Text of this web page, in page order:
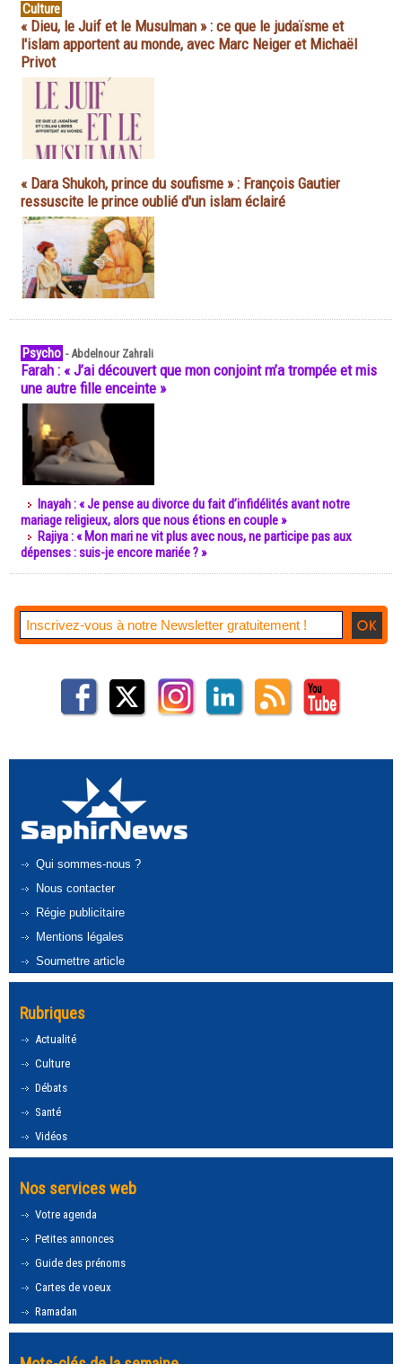
Culture
« Dieu, le Juif et le Musulman » : ce que le judaïsme et
l'islam apportent au monde, avec Marc Neiger et Michaël
Privot
« Dara Shukoh, prince du soufisme » : François Gautier
ressuscite le prince oublié d'un islam éclairé
Psycho -Abdelnour Zahrali
Farah : « J’ai découvert que mon conjoint m’a trompée et mis
une autre fille enceinte »
Inayah : « Je pense au divorce du fait d’infidélités avant notre
mariage religieux, alors que nous étions en couple »
Rajiya : « Mon mari ne vit plus avec nous, ne participe pas aux
dépenses : suis-je encore mariée ? »
Qui sommes-nous ?
Nous contacter
Régie publicitaire
Mentions légales
Soumettre article
Rubriques
Actualité
Culture
Débats
Santé
Vidéos
Nos services web
Votre agenda
Petites annonces
Guide des prénoms
Cartes de voeux
Ramadan